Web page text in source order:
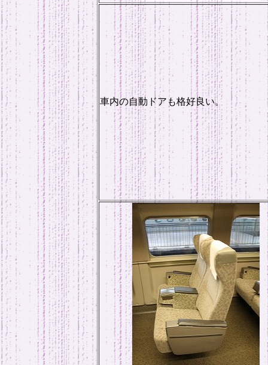
車内の自動ドアも格好良い。